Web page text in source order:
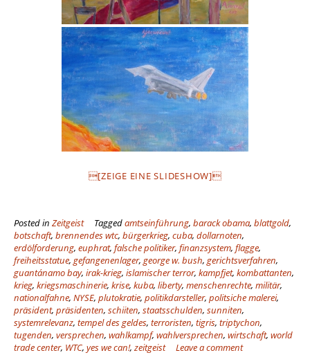
[ZEIGE EINE SLIDESHOW]
Posted in Zeitgeist Taggedamtseinführung, barack obama, blattgold,
botschaft, brennendes wtc, bürgerkrieg, cuba, dollarnoten,
erdölforderung, euphrat, falsche politiker, finanzsystem, flagge,
freiheitsstatue, gefangenenlager, george w. bush, gerichtsverfahren,
guantánamo bay, irak-krieg, islamischer terror, kampfjet, kombattanten,
krieg, kriegsmaschinerie, krise, kuba, liberty, menschenrechte, militär,
nationalfahne, NYSE, plutokratie, politikdarsteller, politsiche malerei,
präsident, präsidenten, schiiten, staatsschulden, sunniten,
systemrelevanz, tempel des geldes, terroristen, tigris, triptychon,
tugenden, versprechen, wahlkampf, wahlversprechen, wirtschaft, world
trade center, WTC, yes we can!, zeitgeist Leave a comment